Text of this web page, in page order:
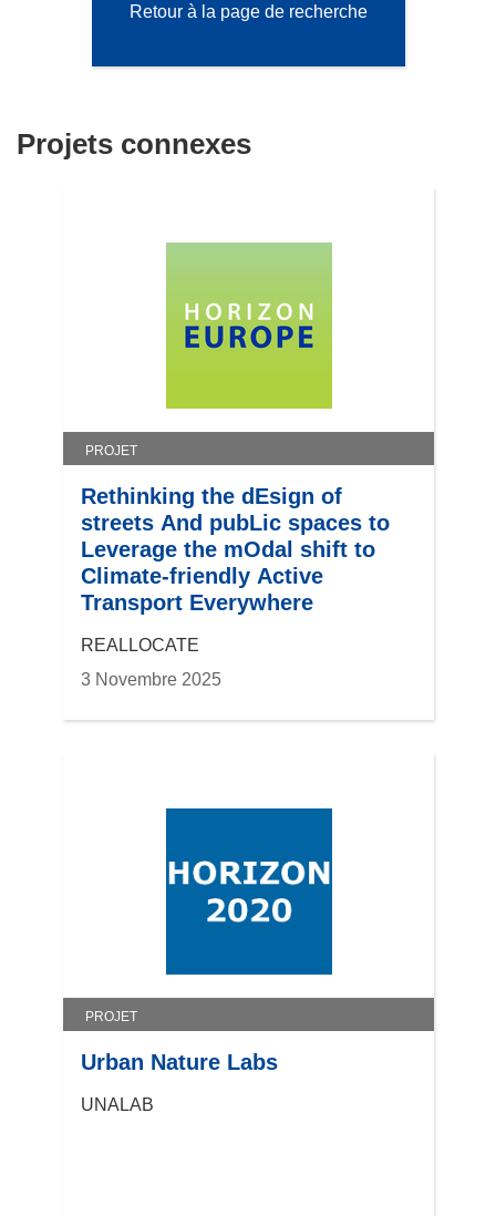
Retour à la page de recherche
Projets connexes
PROJET
Rethinking the dEsign of
streets And pubLic spaces to
Leverage the mOdal shift to
Climate-friendly Active
Transport Everywhere
REALLOCATE
3 Novembre 2025
PROJET
Urban Nature Labs
UNALAB